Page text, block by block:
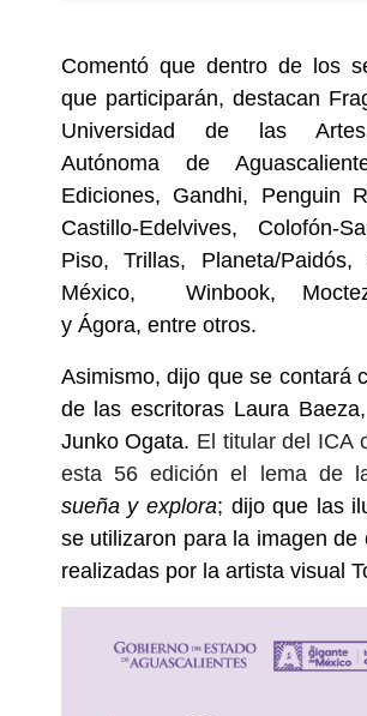
Comentó que dentro de los
que participarán, destacan
Universidad de las
Autónoma de
Ediciones, Gandhi,
Penguin
Castillo-Edelvives, Colofón-
Piso, Trillas, Planeta/Paidós,
México, Winbook,
y Ágora, entre otros.
Asimismo, dijo que se contará
de las escritoras Laura
Junko Ogata. El titular del ICA
esta 56 edición el lema de
sueña y explora; dijo que las
se utilizaron para la imagen de
realizadas por la artista visual